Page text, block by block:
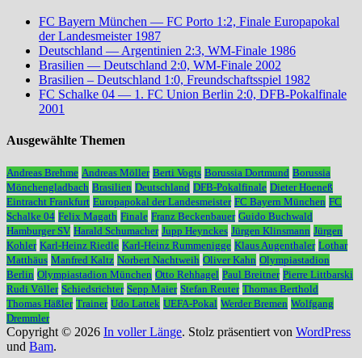
FC Bayern München — FC Porto 1:2, Finale Europapokal
der Landesmeister 1987
Deutschland — Argentinien 2:3, WM-Finale 1986
Brasilien — Deutschland 2:0, WM-Finale 2002
Brasilien – Deutschland 1:0, Freundschaftsspiel 1982
FC Schalke 04 — 1. FC Union Berlin 2:0, DFB-Pokalfinale
2001
Ausgewählte Themen
Andreas Brehme Andreas Möller Berti Vogts Borussia Dortmund Borussia
Mönchengladbach Brasilien Deutschland DFB-Pokalfinale Dieter Hoeneß
Eintracht Frankfurt Europapokal der Landesmeister FC Bayern München FC
Schalke 04 Felix Magath Finale Franz Beckenbauer Guido Buchwald
Hamburger SV Harald Schumacher Jupp Heynckes Jürgen Klinsmann Jürgen
Kohler Karl-Heinz Riedle Karl-Heinz Rummenigge Klaus Augenthaler Lothar
Matthäus Manfred Kaltz Norbert Nachtweih Oliver Kahn Olympiastadion
Berlin Olympiastadion München Otto Rehhagel Paul Breitner Pierre Littbarski
Rudi Völler Schiedsrichter Sepp Maier Stefan Reuter Thomas Berthold
Thomas Häßler Trainer Udo Lattek UEFA-Pokal Werder Bremen Wolfgang
Dremmler
Copyright © 2026 In voller Länge. Stolz präsentiert von WordPress
und Bam.